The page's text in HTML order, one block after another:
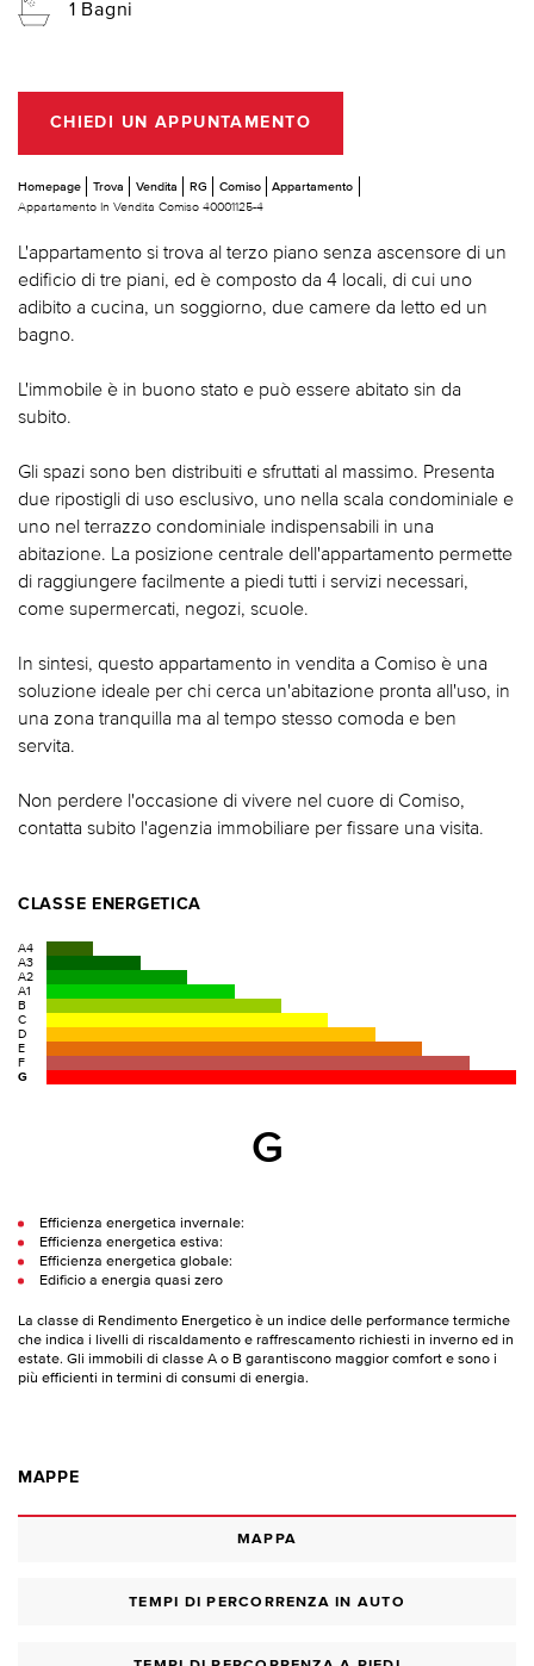
1 Bagni
CHIEDI UN APPUNTAMENTO
Homepage Trova Vendita RG Comiso
Appartamento
Appartamento In Vendita Comiso 40001125-4
L'appartamento si trova al terzo piano senza ascensore di un
edificio di tre piani, ed è composto da 4 locali, di cui uno
adibito a cucina, un soggiorno, due camere da letto ed un
bagno.
L'immobile è in buono stato e può essere abitato sin da
subito.
Gli spazi sono ben distribuiti e sfruttati al massimo. Presenta
due ripostigli di uso esclusivo, uno nella scala condominiale e
uno nel terrazzo condominiale indispensabili in una
abitazione. La posizione centrale dell'appartamento permette
di raggiungere facilmente a piedi tutti i servizi necessari,
come supermercati, negozi, scuole.
In sintesi, questo appartamento in vendita a Comiso è una
soluzione ideale per chi cerca un'abitazione pronta all'uso, in
una zona tranquilla ma al tempo stesso comoda e ben
servita.
Non perdere l'occasione di vivere nel cuore di Comiso,
contatta subito l'agenzia immobiliare per fissare una visita.
CLASSE ENERGETICA
A4
A3
A2
A1
B
C
D
E
F
G
G
Efficienza energetica invernale:
Efficienza energetica estiva:
Efficienza energetica globale:
Edificio a energia quasi zero
La classe di Rendimento Energetico è un indice delle performance termiche
che indica i livelli di riscaldamento e raffrescamento richiesti in inverno ed in
estate. Gli immobili di classe A o B garantiscono maggior comfort e sono i
più efficienti in termini di consumi di energia.
MAPPE
MAPPA
TEMPI DI PERCORRENZA IN AUTO